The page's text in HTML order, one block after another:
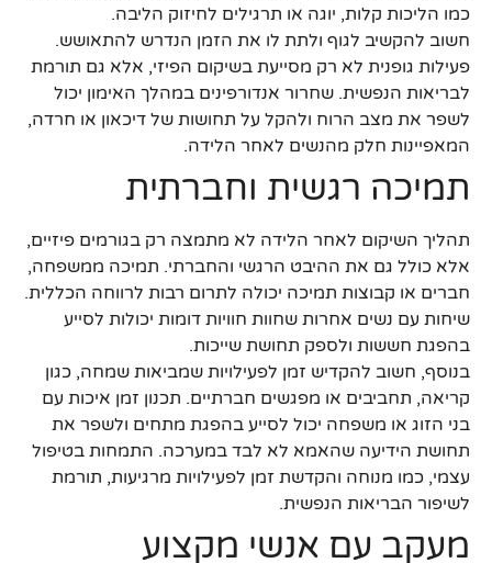
כמו הליכות קלות, יוגה או תרגילים לחיזוק הליבה.
חשוב להקשיב לגוף ולתת לו את הזמן הנדרש להתאושש.
פעילות גופנית לא רק מסייעת בשיקום הפיזי, אלא גם תורמת
לבריאות הנפשית. שחרור אנדורפינים במהלך האימון יכול
לשפר את מצב הרוח ולהקל על תחושות של דיכאון או חרדה,
המאפיינות חלק מהנשים לאחר הלידה.
תמיכה רגשית וחברתית
תהליך השיקום לאחר הלידה לא מתמצה רק בגורמים פיזיים,
אלא כולל גם את ההיבט הרגשי והחברתי. תמיכה ממשפחה,
חברים או קבוצות תמיכה יכולה לתרום רבות לרווחה הכללית.
שיחות עם נשים אחרות שחוות חוויות דומות יכולות לסייע
בהפגת חששות ולספק תחושת שייכות.
בנוסף, חשוב להקדיש זמן לפעילויות שמביאות שמחה, כגון
קריאה, תחביבים או מפגשים חברתיים. תכנון זמן איכות עם
בני הזוג או משפחה יכול לסייע בהפגת מתחים ולשפר את
תחושת הידיעה שהאמא לא לבד במערכה. התמחות בטיפול
עצמי, כמו מנוחה והקדשת זמן לפעילויות מרגיעות, תורמת
לשיפור הבריאות הנפשית.
מעקב עם אנשי מקצוע